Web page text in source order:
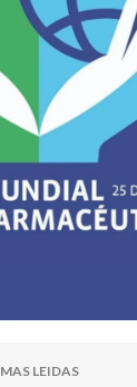
MAS LEIDAS